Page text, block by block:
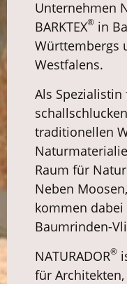
Unternehmen
BARKTEX® in
Württembergs
Westfalens.
Als
traditionellen
Raum für
Neben
kommen
Baumrinden-
NATURADOR®
für